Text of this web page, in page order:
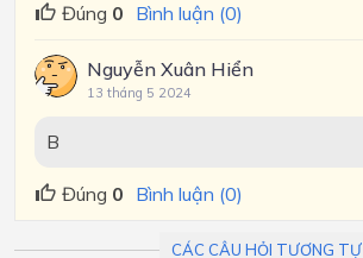
Đúng 0 Bình luận (0)
Nguyễn Xuân Hiển
13 tháng 5 2024
B
Đúng 0 Bình luận (0)
CÁC CÂU HỎI TƯƠNG TỰ